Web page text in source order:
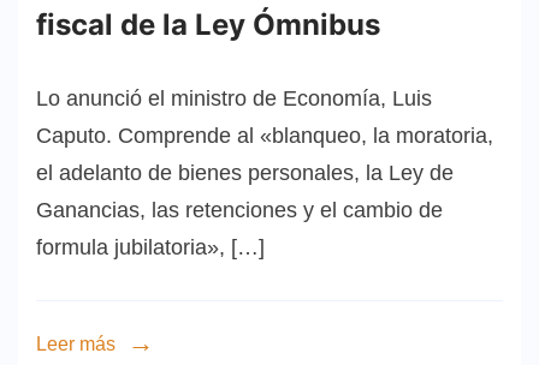
fiscal de la Ley Ómnibus
Lo anunció el ministro de Economía, Luis
Caputo. Comprende al «blanqueo, la moratoria,
el adelanto de bienes personales, la Ley de
Ganancias, las retenciones y el cambio de
formula jubilatoria», […]
Leer más